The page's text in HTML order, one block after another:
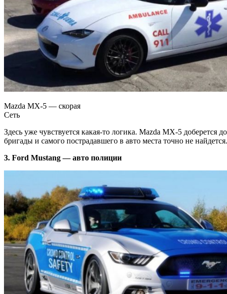
Mazda MX-5 — скорая
Сеть
Здесь уже чувствуется какая-то логика. Mazda MX-5
бригады и самого пострадавшего в авто места точно не найдется.
3. Ford Mustang — авто полиции